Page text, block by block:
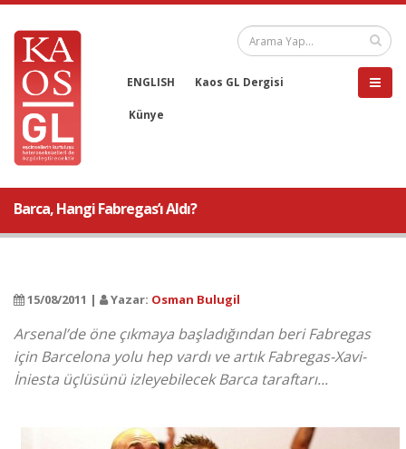
ENGLISH Kaos GL Dergisi
Künye
Barca, Hangi Fabregas’ı Aldı?
15/08/2011 | Yazar: Osman Bulugil
Arsenal’de öne çıkmaya başladığından beri Fabregas
için Barcelona yolu hep vardı ve artık Fabregas-Xavi-
İniesta üçlüsünü izleyebilecek Barca taraftarı...